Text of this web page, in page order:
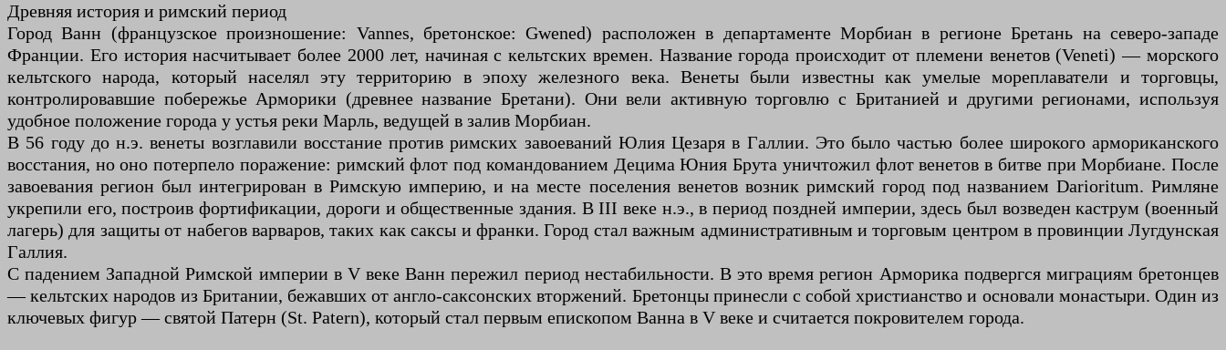
Древняя история и римский период
Город Ванн (французское произношение: Vannes, бретонское: Gwened) расположен в департаменте Морбиан в регионе Бретань на северо-западе
Франции. Его история насчитывает более 2000 лет, начиная с кельтских времен. Название города происходит от племени венетов (Veneti) — морского
кельтского народа, который населял эту территорию в эпоху железного века. Венеты были известны как умелые мореплаватели и торговцы,
контролировавшие побережье Арморики (древнее название Бретани). Они вели активную торговлю с Британией и другими регионами, используя
удобное положение города у устья реки Марль, ведущей в залив Морбиан.
В 56 году до н.э. венеты возглавили восстание против римских завоеваний Юлия Цезаря в Галлии. Это было частью более широкого армориканского
восстания, но оно потерпело поражение: римский флот под командованием Децима Юния Брута уничтожил флот венетов в битве при Морбиане. После
завоевания регион был интегрирован в Римскую империю, и на месте поселения венетов возник римский город под названием Darioritum. Римляне
укрепили его, построив фортификации, дороги и общественные здания. В III веке н.э., в период поздней империи, здесь был возведен каструм (военный
лагерь) для защиты от набегов варваров, таких как саксы и франки. Город стал важным административным и торговым центром в провинции Лугдунская
Галлия.
С падением Западной Римской империи в V веке Ванн пережил период нестабильности. В это время регион Арморика подвергся миграциям бретонцев
— кельтских народов из Британии, бежавших от англо-саксонских вторжений. Бретонцы принесли с собой христианство и основали монастыри. Один из
ключевых фигур — святой Патерн (St. Patern), который стал первым епископом Ванна в V веке и считается покровителем города.